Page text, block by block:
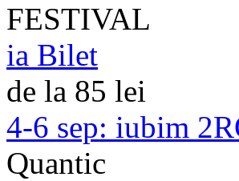
FESTIVAL
ia Bilet
de la 85 lei
4-6 sep: iubim
Quantic